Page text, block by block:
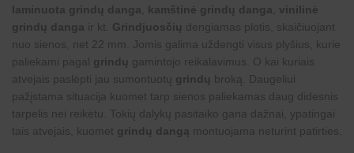
laminuota grindų danga
kamštinė grindų danga
vinilinė
grindų danga ir kt. Grindjuosčių dengiamas plotis, skaičiuojant
nuo sienos, net 22 mm. Jomis galima uždengti visus plyšius, kurie
paliekami pagal grindų gamintojo reikalavimus. O kai kuriais
atvejais paslėpti jau sumontuotų grindų broką. Daugeliui
pažįstama situacija kuomet tarp sienos paliekamas daug didesnis
tarpelis nei reikėtu. Tokių dalykų pasitaiko gana dažnai, ypatingai
tais atvejais, kuomet grindų dangą montuojama neturint patirties.